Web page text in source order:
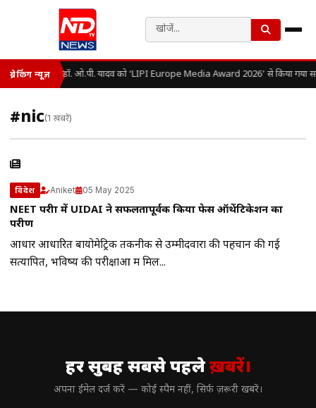
ब्रेकिंग न्यूज़ डॉ. ओ.पी. यादव को ‘LIPI Europe Media Award 2026’ से किया गया
#nic(1 खबरें)
विदेश Aniket 05 May 2025
NEET परीक्षा में UIDAI ने सफलतापूर्वक किया फेस ऑथेंटिकेशन का
परीक्षण
आधार आधारित बायोमेट्रिक तकनीक से उम्मीदवारों की पहचान की गई
सत्यापित, भविष्य की परीक्षाओं में मिल...
हर सुबह सबसे पहलेख़बरें।
अपना ईमेल दर्ज करें — कोई स्पैम नहीं, सिर्फ ज़रूरी खबरें।